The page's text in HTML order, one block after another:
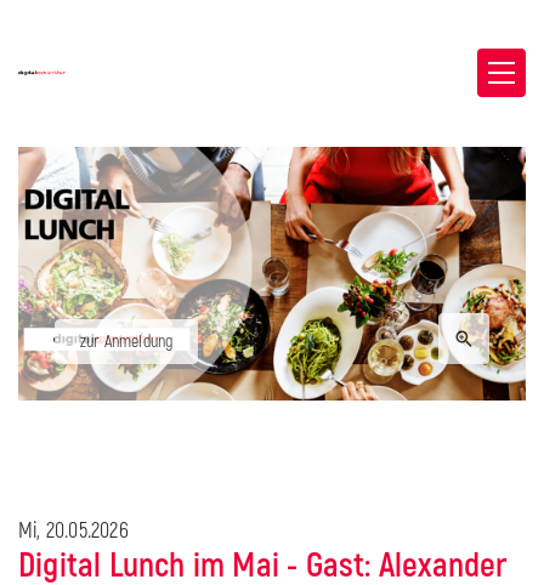
zur Anmeldung
Mi, 20.05.2026
Digital Lunch im Mai - Gast: Alexander